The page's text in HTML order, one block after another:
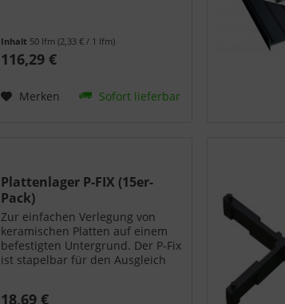
Inhalt 50 lfm (2,33 € / 1 lfm)
116,29 €
Merken Sofort lieferbar
Plattenlager P-FIX (15er-
Pack)
Zur einfachen Verlegung von
keramischen Platten auf einem
befestigten Untergrund. Der P-Fix
ist stapelbar für den Ausgleich
18,69 €